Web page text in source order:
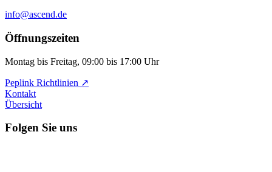
info@ascend.de
Öffnungszeiten
Montag bis Freitag, 09:00 bis 17:00 Uhr
Peplink Richtlinien ↗️
Kontakt
Übersicht
Folgen Sie uns